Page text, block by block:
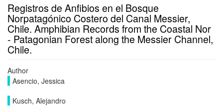
Registros de Anfibios en el Bosque
Norpatagónico Costero del Canal Messier,
Chile. Amphibian Records from the Coastal Nor
- Patagonian Forest along the Messier Channel,
Chile.
Author
Asencio, Jessica
Kusch, Alejandro